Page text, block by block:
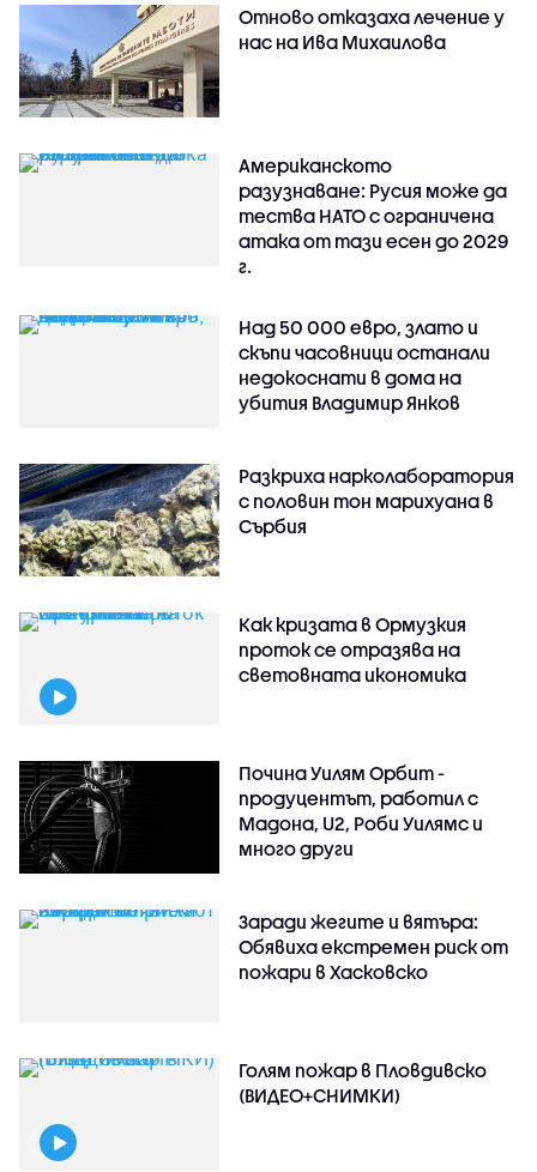
Отново отказаха лечение у
нас на Ива Михаилова
Американското
разузнаване: Русия може да
тества НАТО с ограничена
атака от тази есен до 2029
г.
Над 50 000 евро, злато и
скъпи часовници останали
недокоснати в дома на
убития Владимир Янков
Разкриха нарколаборатория
с половин тон марихуана в
Сърбия
Как кризата в Ормузкия
проток се отразява на
световната икономика
Почина Уилям Орбит -
продуцентът, работил с
Мадона, U2, Роби Уилямс и
много други
Заради жегите и вятъра:
Обявиха екстремен риск от
пожари в Хасковско
Голям пожар в Пловдивско
(ВИДЕО+СНИМКИ)